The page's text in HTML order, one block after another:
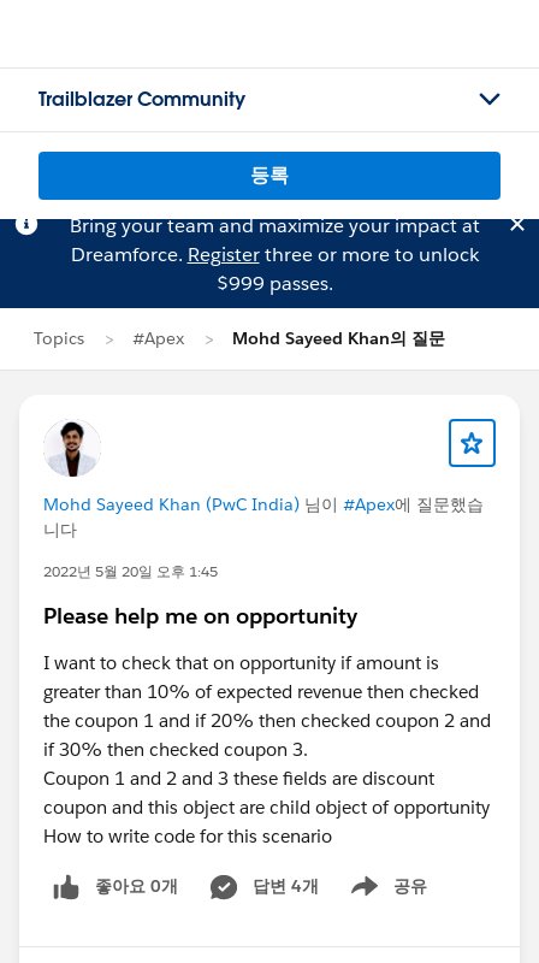
Trailblazer Community
등록
Bring your team and maximize your impact at
Dreamforce. Registerthree or more to unlock
$999 passes.
Topics #Apex Mohd Sayeed Khan의 질문
Mohd Sayeed Khan (PwC India) 님이 #Apex에 질문했습
니다
2022년 5월 20일 오후 1:45
Please help me on opportunity
I want to check that on opportunity if amount is
greater than 10% of expected revenue then checked
the coupon 1 and if 20% then checked coupon 2 and
if 30% then checked coupon 3.
Coupon 1 and 2 and 3 these fields are discount
coupon and this object are child object of opportunity
How to write code for this scenario
좋아요 0개 답변 4개 공유
Show menu